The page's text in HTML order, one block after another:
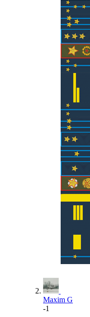
Maxim G
-1